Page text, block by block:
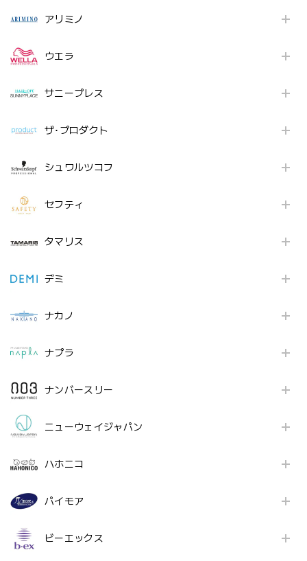
アリミノ
ウエラ
サニープレス
ザ･プロダクト
シュワルツコフ
セフティ
タマリス
デミ
ナカノ
ナプラ
ナンバースリー
ニューウェイジャパン
ハホニコ
パイモア
ビーエックス